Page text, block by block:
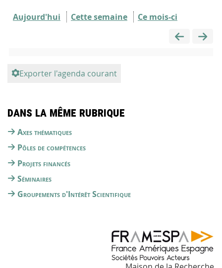
Aujourd'hui Cette semaine Ce mois-ci
Exporter l'agenda courant
Dans la même rubrique
Axes thématiques
Pôles de compétences
Projets financés
Séminaires
Groupements d'Intérêt Scientifique